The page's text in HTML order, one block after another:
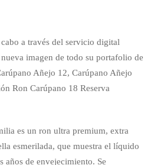
a través del servicio digital
imagen de todo su portafolio de
Añejo 12, Carúpano Añejo
Ron Carúpano 18 Reserva
es un ron ultra premium, extra
esmerilada, que muestra el líquido
años de envejecimiento. Se